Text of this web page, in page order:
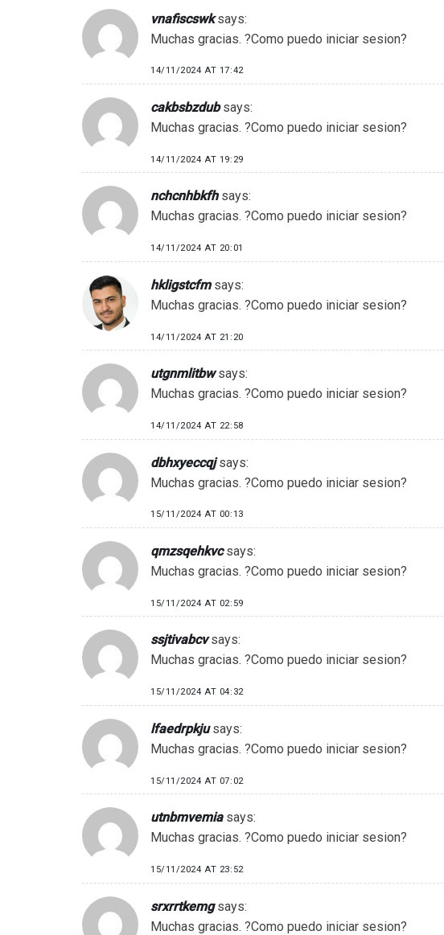
vnafiscswk says:
Muchas gracias. ?Como puedo iniciar sesion?
14/11/2024 AT 17:42
cakbsbzdub says:
Muchas gracias. ?Como puedo iniciar sesion?
14/11/2024 AT 19:29
nchcnhbkfh says:
Muchas gracias. ?Como puedo iniciar sesion?
14/11/2024 AT 20:01
hkligstcfm says:
Muchas gracias. ?Como puedo iniciar sesion?
14/11/2024 AT 21:20
utgnmlitbw says:
Muchas gracias. ?Como puedo iniciar sesion?
14/11/2024 AT 22:58
dbhxyeccqj says:
Muchas gracias. ?Como puedo iniciar sesion?
15/11/2024 AT 00:13
qmzsqehkvc says:
Muchas gracias. ?Como puedo iniciar sesion?
15/11/2024 AT 02:59
ssjtivabcv says:
Muchas gracias. ?Como puedo iniciar sesion?
15/11/2024 AT 04:32
lfaedrpkju says:
Muchas gracias. ?Como puedo iniciar sesion?
15/11/2024 AT 07:02
utnbmvemia says:
Muchas gracias. ?Como puedo iniciar sesion?
15/11/2024 AT 23:52
srxrrtkemg says:
Muchas gracias. ?Como puedo iniciar sesion?